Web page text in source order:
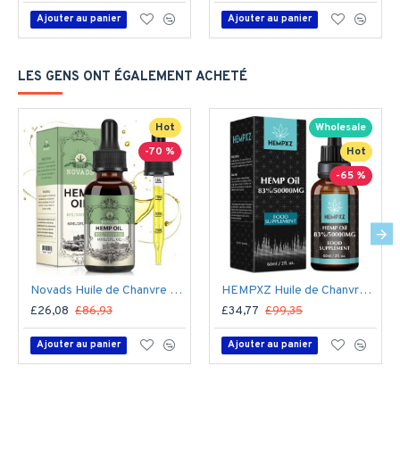
Ajouter au panier Ajouter au panier
LES GENS ONT ÉGALEMENT ACHETÉ
Hot
-70 %
Novads Huile de Chanvre Haute Puissance – 50 000 mg d’Extrait de Chanvre Premium, 60 ml (Formule Avancée)
£26,08 £86,93
Ajouter au panier
Hot
Wholesale
-65 %
HEMPXZ Huile de Chanvre 50000mg – Extrait de Chanvre Bio Ultra-Purifié pour le Calme, la Concentration & le Bien-Être – 60ml, Fabriqué aux États-Unis
£34,77 £99,35
Ajouter au panier